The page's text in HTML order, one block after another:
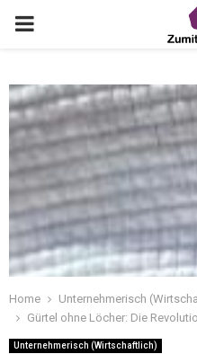
Home
Unternehmerisch
Gürtel ohne Löcher: Die
Unternehmerisch (Wirtschaftlich)